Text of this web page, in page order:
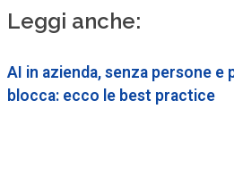
Leggi anche:
AI in azienda, senza persone e
blocca: ecco le best practice